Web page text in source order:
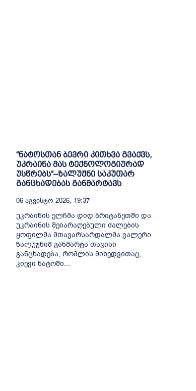
“ნატოსთან ბევრი კითხვა გვაქვს,
უკრაინა მას ტექნოლოგიურად
უსწრებს“–ზალუჟნი საკუთარ
განცხადებას განმარტავს
06 Აგვისტო 2026, 19:37
უკრაინის ელჩმა დიდ ბრიტანეთში და
უკრაინის შეიარაღებული ძალების
ყოფილმა მთავარსარდალმა ვალერი
ზალუჟნიმ განმარტა თავისი
განცხადება, რომლის მიხედვითაც,
კიევი ნატოში...